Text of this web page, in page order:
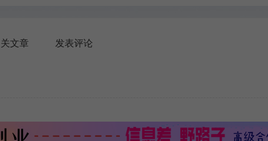
文章 发表评论